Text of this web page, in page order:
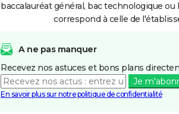
baccalauréat général, bac technologique
correspond à celle de
A ne pas manquer
Recevez nos astuces et bons plans
Je
En savoir plus sur notre politique de confidentialité